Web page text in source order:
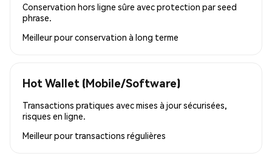
Conservation hors ligne sûre avec protection par seed
phrase.
Meilleur pourconservation à long terme
Hot Wallet (Mobile/Software)
Transactions pratiques avec mises à jour sécurisées,
risques en ligne.
Meilleur pour transactions régulières